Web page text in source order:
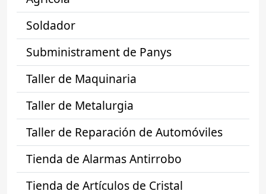
Soldador
Subministrament de Panys
Taller de Maquinaria
Taller de Metalurgia
Taller de Reparación de Automóviles
Tienda de Alarmas Antirrobo
Tienda de Artículos de Cristal